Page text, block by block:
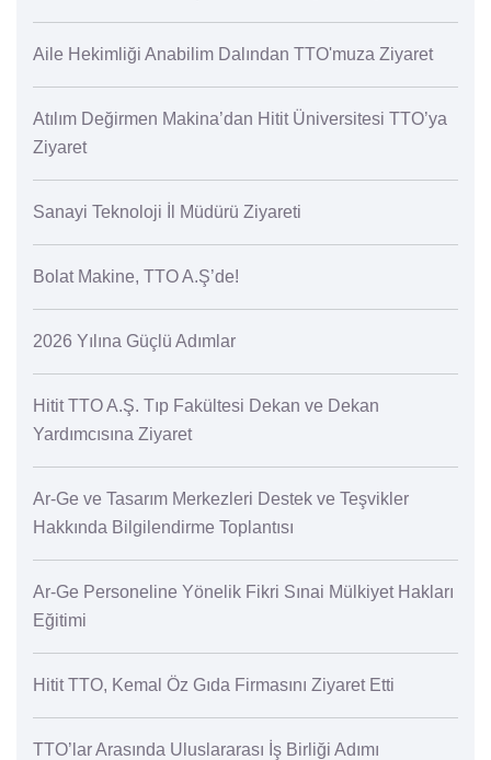
Aile Hekimliği Anabilim Dalından TTO'muza Ziyaret
Atılım Değirmen Makina’dan Hitit Üniversitesi TTO’ya
Ziyaret
Sanayi Teknoloji İl Müdürü Ziyareti
Bolat Makine, TTO A.Ş’de!
2026 Yılına Güçlü Adımlar
Hitit TTO A.Ş. Tıp Fakültesi Dekan ve Dekan
Yardımcısına Ziyaret
Ar-Ge ve Tasarım Merkezleri Destek ve Teşvikler
Hakkında Bilgilendirme Toplantısı
Ar-Ge Personeline Yönelik Fikri Sınai Mülkiyet Hakları
Eğitimi
Hitit TTO, Kemal Öz Gıda Firmasını Ziyaret Etti
TTO’lar Arasında Uluslararası İş Birliği Adımı